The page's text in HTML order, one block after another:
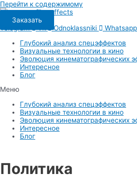
Перейти к содержимому
Заказать
Telegram
Odnoklassniki Whatsapp
Глубокий анализ спецэффектов
Визуальные технологии в кино
Эволюция кинематографических
Интересное
Блог
Меню
Глубокий анализ спецэффектов
Визуальные технологии в кино
Эволюция кинематографических
Интересное
Блог
Политика